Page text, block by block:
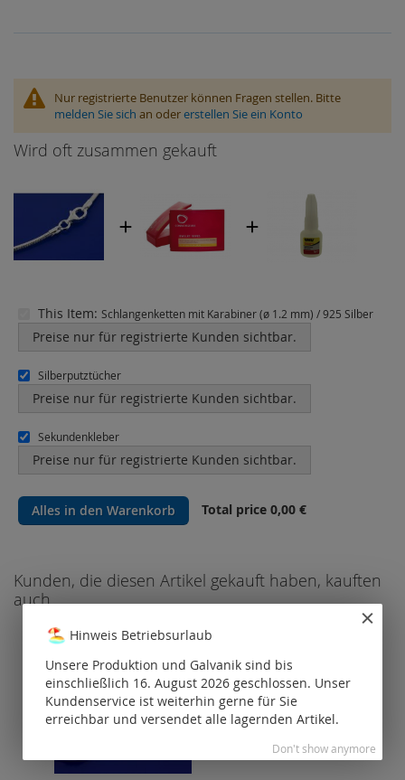
Nur registrierte Benutzer können Fragen stellen. Bitte
melden Sie sich an odererstellen Sie ein Konto
Wird oft zusammen gekauft
This Item: Schlangenketten mit Karabiner (ø 1.2 mm) / 925 Silber
Preise nur für registrierte Kunden sichtbar.
Silberputztücher
Preise nur für registrierte Kunden sichtbar.
Sekundenkleber
Preise nur für registrierte Kunden sichtbar.
Alles in den Warenkorb Total price 0,00 €
Kunden, die diesen Artikel gekauft haben, kauften
auch
Hinweis Betriebsurlaub
Unsere Produktion und Galvanik sind bis
einschließlich 16. August 2026 geschlossen. Unser
Kundenservice ist weiterhin gerne für Sie
erreichbar und versendet alle lagernden Artikel.
Don't show anymore